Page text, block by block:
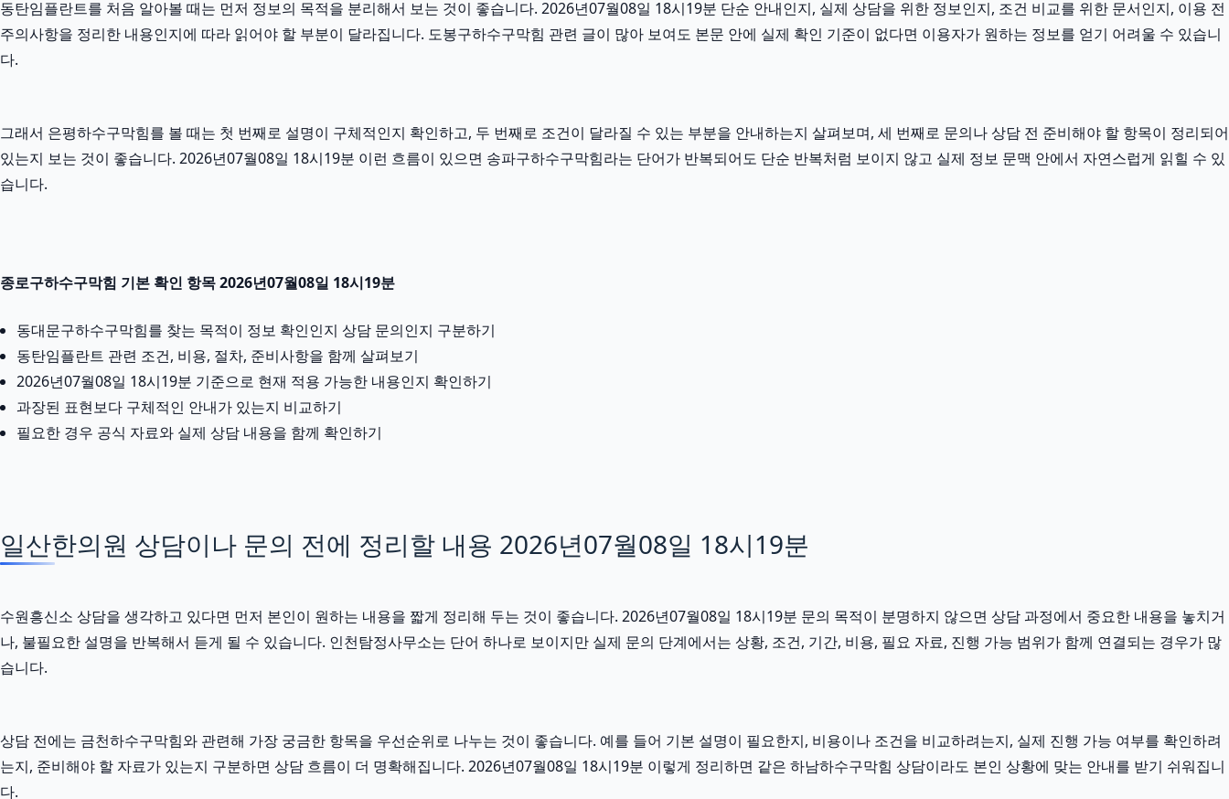
동탄임플란트를 처음 알아볼 때는 먼저 정보의 목적을 분리해서 보는 것이 좋습니다. 2026년07월08일 18시19분 단순 안내인지, 실제 상담을 위한 정보인지, 조건 비교를 위한 문서인지, 이용 전
주의사항을 정리한 내용인지에 따라 읽어야 할 부분이 달라집니다. 도봉구하수구막힘 관련 글이 많아 보여도 본문 안에 실제 확인 기준이 없다면 이용자가 원하는 정보를 얻기 어려울 수 있습니
다.
그래서 은평하수구막힘를 볼 때는 첫 번째로 설명이 구체적인지 확인하고, 두 번째로 조건이 달라질 수 있는 부분을 안내하는지 살펴보며, 세 번째로 문의나 상담 전 준비해야 할 항목이 정리되어
있는지 보는 것이 좋습니다. 2026년07월08일 18시19분 이런 흐름이 있으면 송파구하수구막힘라는 단어가 반복되어도 단순 반복처럼 보이지 않고 실제 정보 문맥 안에서 자연스럽게 읽힐 수 있
습니다.
종로구하수구막힘 기본 확인 항목 2026년07월08일 18시19분
동대문구하수구막힘를 찾는 목적이 정보 확인인지 상담 문의인지 구분하기
동탄임플란트 관련 조건, 비용, 절차, 준비사항을 함께 살펴보기
2026년07월08일 18시19분 기준으로 현재 적용 가능한 내용인지 확인하기
과장된 표현보다 구체적인 안내가 있는지 비교하기
필요한 경우 공식 자료와 실제 상담 내용을 함께 확인하기
일산한의원 상담이나 문의 전에 정리할 내용 2026년07월08일 18시19분
수원흥신소 상담을 생각하고 있다면 먼저 본인이 원하는 내용을 짧게 정리해 두는 것이 좋습니다. 2026년07월08일 18시19분 문의 목적이 분명하지 않으면 상담 과정에서 중요한 내용을 놓치거
나, 불필요한 설명을 반복해서 듣게 될 수 있습니다. 인천탐정사무소는 단어 하나로 보이지만 실제 문의 단계에서는 상황, 조건, 기간, 비용, 필요 자료, 진행 가능 범위가 함께 연결되는 경우가 많
습니다.
상담 전에는 금천하수구막힘와 관련해 가장 궁금한 항목을 우선순위로 나누는 것이 좋습니다. 예를 들어 기본 설명이 필요한지, 비용이나 조건을 비교하려는지, 실제 진행 가능 여부를 확인하려
는지, 준비해야 할 자료가 있는지 구분하면 상담 흐름이 더 명확해집니다. 2026년07월08일 18시19분 이렇게 정리하면 같은 하남하수구막힘 상담이라도 본인 상황에 맞는 안내를 받기 쉬워집니
다.